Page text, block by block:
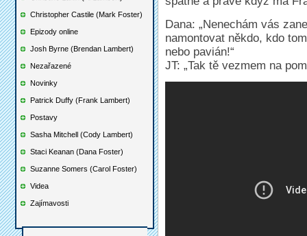
Christopher Castile (Mark Foster)
Epizody online
Josh Byrne (Brendan Lambert)
Nezařazené
Novinky
Patrick Duffy (Frank Lambert)
Postavy
Sasha Mitchell (Cody Lambert)
Staci Keanan (Dana Foster)
Suzanne Somers (Carol Foster)
Videa
Zajímavosti
Dana: „Nenechám vás
namontovat někdo, kdo
nebo pavián!“
JT: „Tak tě vezmem na